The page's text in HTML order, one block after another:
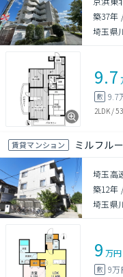
築37年
埼玉県
9.7
敷 9.7
2LDK/
賃貸マンション ミルフル
埼玉高
築12年
埼玉県
9 万円
敷 9万